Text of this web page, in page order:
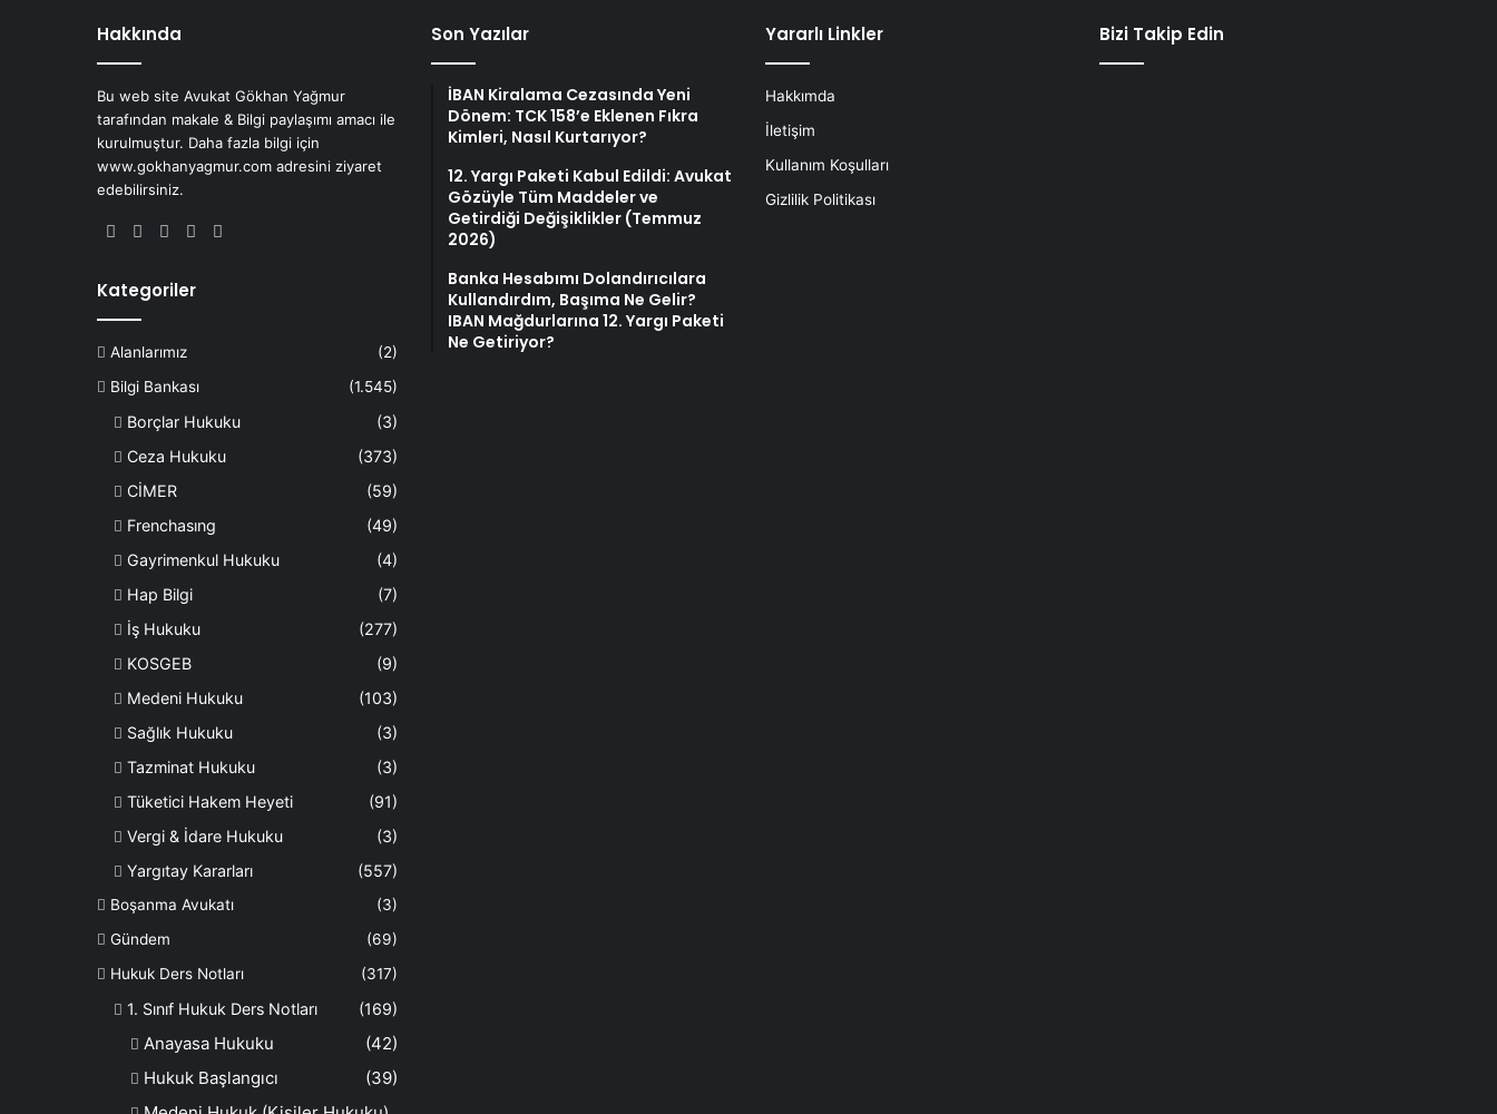
Hakkında
Bu web site Avukat Gökhan Yağmur
tarafından makale & Bilgi paylaşımı amacı ile
kurulmuştur. Daha fazla bilgi için
www.gokhanyagmur.com adresini ziyaret
edebilirsiniz.
Facebook
X YouTubeInstagram
Kategoriler
Alanlarımız
(2)
Bilgi Bankası
(1.545)
Borçlar Hukuku
(3)
Ceza Hukuku
(373)
CİMER
(59)
Frenchasıng
(49)
Gayrimenkul Hukuku
(4)
Hap Bilgi
(7)
İş Hukuku
(277)
KOSGEB
(9)
Medeni Hukuku
(103)
Sağlık Hukuku
(3)
Tazminat Hukuku
(3)
Tüketici Hakem Heyeti
(91)
Vergi & İdare Hukuku
(3)
Yargıtay Kararları
(557)
Boşanma Avukatı
(3)
Gündem
(69)
Hukuk Ders Notları
(317)
1. Sınıf Hukuk Ders Notları (169)
Anayasa Hukuku
(42)
Hukuk Başlangıcı
(39)
Son Yazılar
İBAN Kiralama Cezasında Yeni
Dönem: TCK 158’e Eklenen Fıkra
Kimleri, Nasıl Kurtarıyor?
12. Yargı Paketi Kabul Edildi: Avukat
Gözüyle Tüm Maddeler ve
Getirdiği Değişiklikler (Temmuz
2026)
Banka Hesabımı Dolandırıcılara
Kullandırdım, Başıma Ne Gelir?
IBAN Mağdurlarına 12. Yargı Paketi
Ne Getiriyor?
Yararlı Linkler
Hakkımda
İletişim
Kullanım Koşulları
Gizlilik Politikası
Bizi Takip Edin